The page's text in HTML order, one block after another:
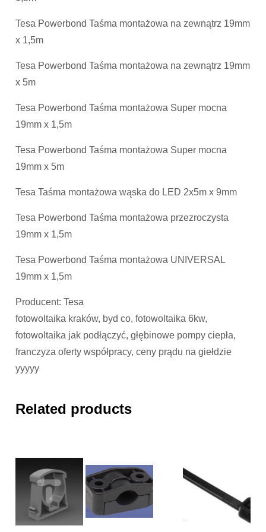
Tesa Powerbond Taśma montażowa na zewnątrz 19mm
x 1,5m
Tesa Powerbond Taśma montażowa na zewnątrz 19mm
x 5m
Tesa Powerbond Taśma montażowa Super mocna
19mm x 1,5m
Tesa Powerbond Taśma montażowa Super mocna
19mm x 5m
Tesa Taśma montażowa wąska do LED 2x5m x 9mm
Tesa Powerbond Taśma montażowa przezroczysta
19mm x 1,5m
Tesa Powerbond Taśma montażowa UNIVERSAL
19mm x 1,5m
Producent: Tesa
fotowoltaika kraków, byd co, fotowoltaika 6kw,
fotowoltaika jak podłączyć, głębinowe pompy ciepła,
franczyza oferty współpracy, ceny prądu na giełdzie
yyyyy
Related products